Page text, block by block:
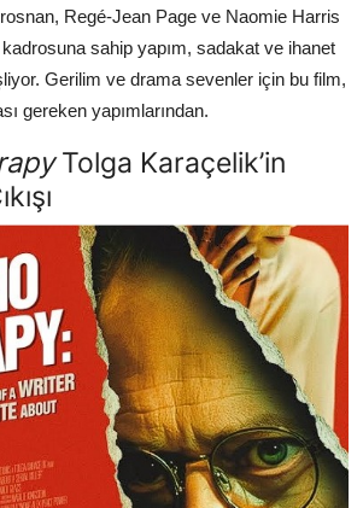
Regé-Jean Page ve Naomie Harris
sahip yapım, sadakat ve ihanet
Gerilim ve drama sevenler için bu film,
gereken yapımlarından.
Tolga Karaçelik’in